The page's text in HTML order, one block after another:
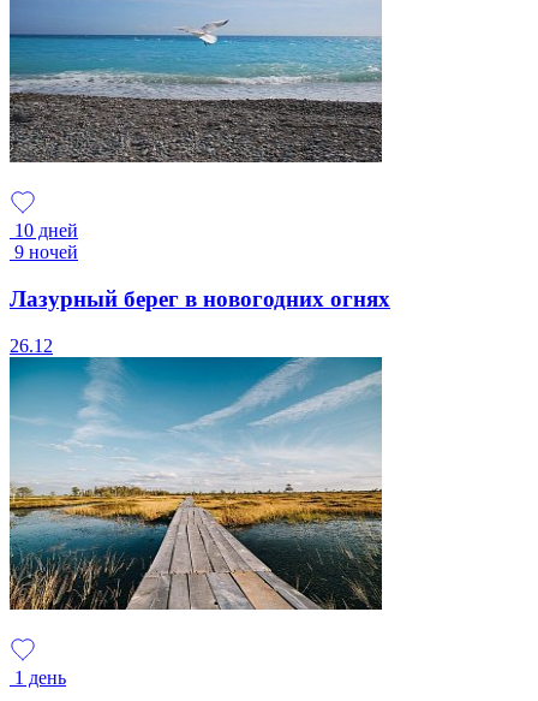
10 дней
9 ночей
Лазурный берег в новогодних огнях
26.12
1 день